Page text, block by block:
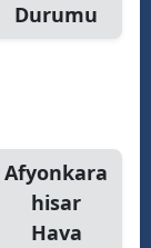
Durumu
Afyonkara
hisar
Hava